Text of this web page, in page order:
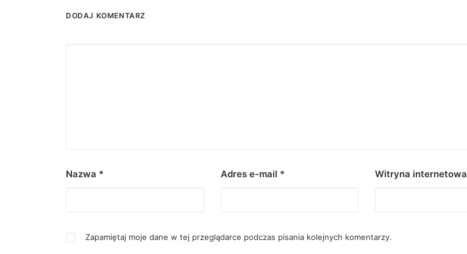
DODAJ KOMENTARZ
Nazwa * Adres e-mail * Witryna internetowa
Zapamiętaj moje dane w tej przeglądarce podczas pisania kolejnych komentarzy.